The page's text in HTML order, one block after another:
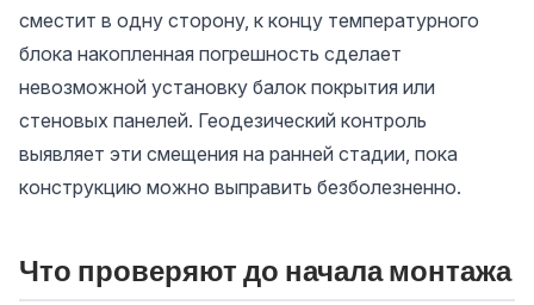
сместит в одну сторону, к концу температурного
блока накопленная погрешность сделает
невозможной установку балок покрытия или
стеновых панелей. Геодезический контроль
выявляет эти смещения на ранней стадии, пока
конструкцию можно выправить безболезненно.
Что проверяют до начала монтажа